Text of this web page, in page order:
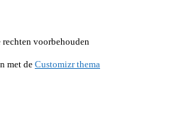
voorbehouden
met deCustomizr thema